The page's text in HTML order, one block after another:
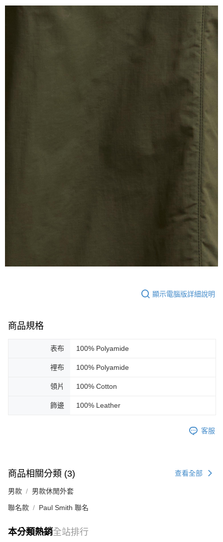
顯示電腦版詳細說明
商品規格
表布 100% Polyamide
裡布 100% Polyamide
領片 100% Cotton
飾邊 100% Leather
客服
商品相關分類 (3) 查看全部
男款 男款休閒外套
聯名款 Paul Smith 聯名
本分類熱銷全站排行